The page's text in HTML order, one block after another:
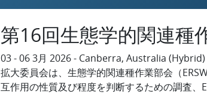
第16回生態学的関連種
03 - 06 3月 2026 - Canberra, Australia (Hybrid)
拡大委員会は、生態学的関連種作業部会（
互作用の性質及び程度を判断するための調査、